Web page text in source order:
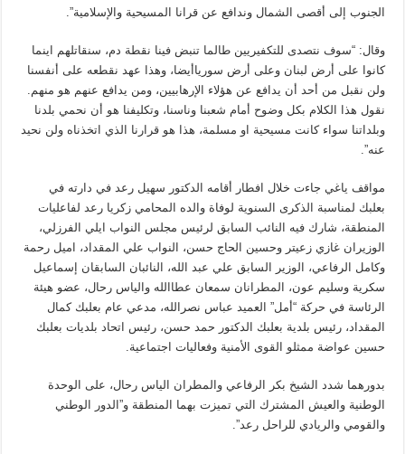
الجنوب إلى أقصى الشمال وندافع عن قرانا المسيحية والإسلامية”.
وقال: “سوف نتصدى للتكفيريين طالما تنبض فينا نقطة دم، سنقاتلهم اينما
كانوا على أرض لبنان وعلى أرض سورياأيضا، وهذا عهد نقطعه على أنفسنا
ولن نقبل من أحد أن يدافع عن هؤلاء الإرهابيين، ومن يدافع عنهم هو منهم.
نقول هذا الكلام بكل وضوح أمام شعبنا وناسنا، وتكليفنا هو أن نحمي بلدنا
وبلداتنا سواء كانت مسيحية او مسلمة، هذا هو قرارنا الذي اتخذناه ولن نحيد
عنه”.
مواقف ياغي جاءت خلال افطار أقامه الدكتور سهيل رعد في دارته في
بعلبك لمناسبة الذكرى السنوية لوفاة والده المحامي زكريا رعد لفاعليات
المنطقة، شارك فيه النائب السابق لرئيس مجلس النواب ايلي الفرزلي،
الوزيران غازي زعيتر وحسين الحاج حسن، النواب علي المقداد، اميل رحمة
وكامل الرفاعي، الوزير السابق علي عبد الله، النائبان السابقان إسماعيل
سكرية وسليم عون، المطرانان سمعان عطاالله والياس رحال، عضو هيئة
الرئاسة في حركة “أمل” العميد عباس نصرالله، مدعي عام بعلبك كمال
المقداد، رئيس بلدية بعلبك الدكتور حمد حسن، رئيس اتحاد بلديات بعلبك
حسين عواضة ممثلو القوى الأمنية وفعاليات اجتماعية.
بدورهما شدد الشيخ بكر الرفاعي والمطران الياس رحال، على الوحدة
الوطنية والعيش المشترك التي تميزت بهما المنطقة و”الدور الوطني
والقومي والريادي للراحل رعد”.